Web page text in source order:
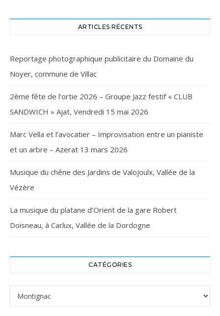
ARTICLES RÉCENTS
Reportage photographique publicitaire du Domaine du
Noyer, commune de Villac
2ème fête de l’ortie 2026 – Groupe Jazz festif « CLUB
SANDWICH » Ajat, Vendredi 15 mai 2026
Marc Vella et l’avocatier – Improvisation entre un pianiste
et un arbre – Azerat 13 mars 2026
Musique du chêne des Jardins de Valojoulx, Vallée de la
Vézère
La musique du platane d’Orient de la gare Robert
Doisneau, à Carlux, Vallée de la Dordogne
CATÉGORIES